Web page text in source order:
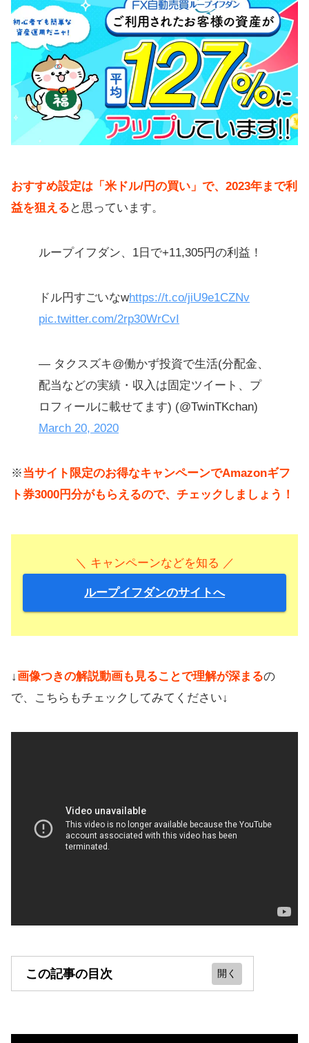
おすすめ設定は「米ドル/円の買い」で、2023年まで利
益を狙える と思っています。
ループイフダン、1日で+11,305円の利益！
ドル円すごいなwhttps://t.co/jiU9e1CZNv
pic.twitter.com/2rp30WrCvI
— タクスズキ@働かず投資で生活(分配金、
配当などの実績・収入は固定ツイート、プ
ロフィールに載せてます) (@TwinTKchan)
March 20, 2020
※当サイト限定のお得なキャンペーンでAmazonギフ
ト券3000円分がもらえるので、チェックしましょう！
＼ キャンペーンなどを知る ／
ループイフダンのサイトへ
↓画像つきの解説動画も見ることで理解が深まるの
で、こちらもチェックしてみてください↓
この記事の目次
出せる？